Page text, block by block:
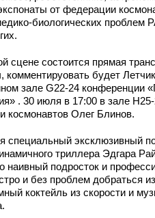
от федерации
биологических проблем
сцене состоится прямая
будет
зале G22-24 конференции
. 30 июля в 17:00 в зале
космонавтов Олег Блинов.
специальный эксклюзивный
триллера
наивный подросток и
и без проблем добраться
коктейль из скорости и